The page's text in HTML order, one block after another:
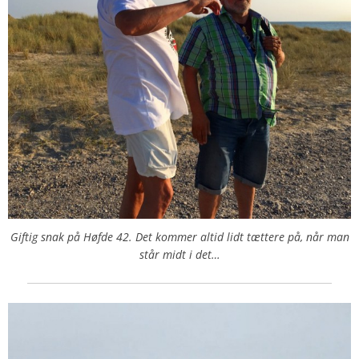
Giftig snak på Høfde 42. Det kommer altid lidt tættere på, når man
står midt i det…